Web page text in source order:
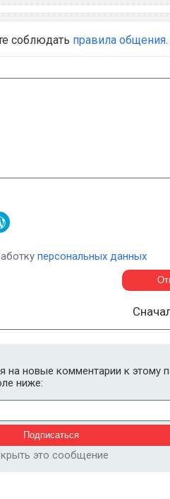
соблюдать правила общения.
персональных данных
на новые комментарии к этому
ниже:
это сообщение